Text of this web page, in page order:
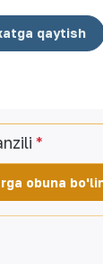
qaytish
obuna